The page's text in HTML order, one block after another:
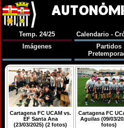
Temp. 24/25 Calendario -
Imágenes
Partidos
Cartagena FC UCAM vs.
EF Santa Ana
(23/03/2025) (2 fotos)
Cartagena FC
Aguilas (09/03/
fotos)